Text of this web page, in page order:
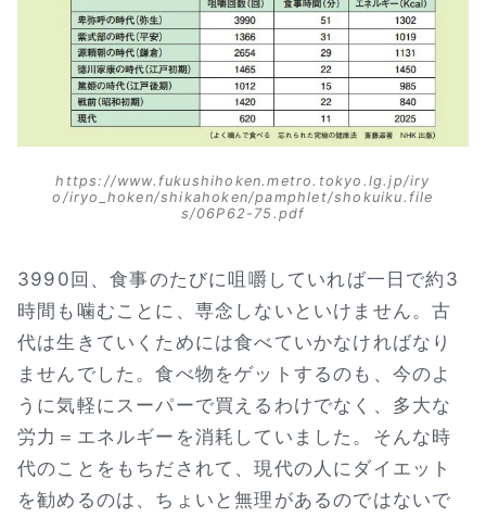
https://www.fukushihoken.metro.tokyo.lg.jp/iry
o/iryo_hoken/shikahoken/pamphlet/shokuiku.file
s/06P62-75.pdf
3990回、食事のたびに咀嚼していれば一日で約3
時間も噛むことに、専念しないといけません。古
代は生きていくためには食べていかなければなり
ませんでした。食べ物をゲットするのも、今のよ
うに気軽にスーパーで買えるわけでなく、多大な
労力＝エネルギーを消耗していました。そんな時
代のことをもちだされて、現代の人にダイエット
を勧めるのは、ちょいと無理があるのではないで